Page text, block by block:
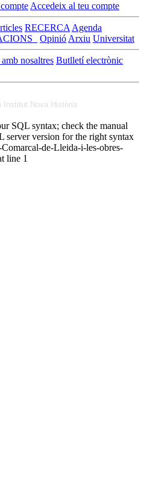
Accedeix al teu compte
RECERCA Agenda
Opinió Arxiu Universitat
nosaltres Butlletí electrònic
Institut Nova Història
SQL syntax; check the manual
server version for the right syntax
de-Lleida-i-les-obres-
line 1